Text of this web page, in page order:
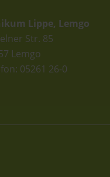
Lippe, Lemgo
Str. 85
Lemgo
05261 26-0